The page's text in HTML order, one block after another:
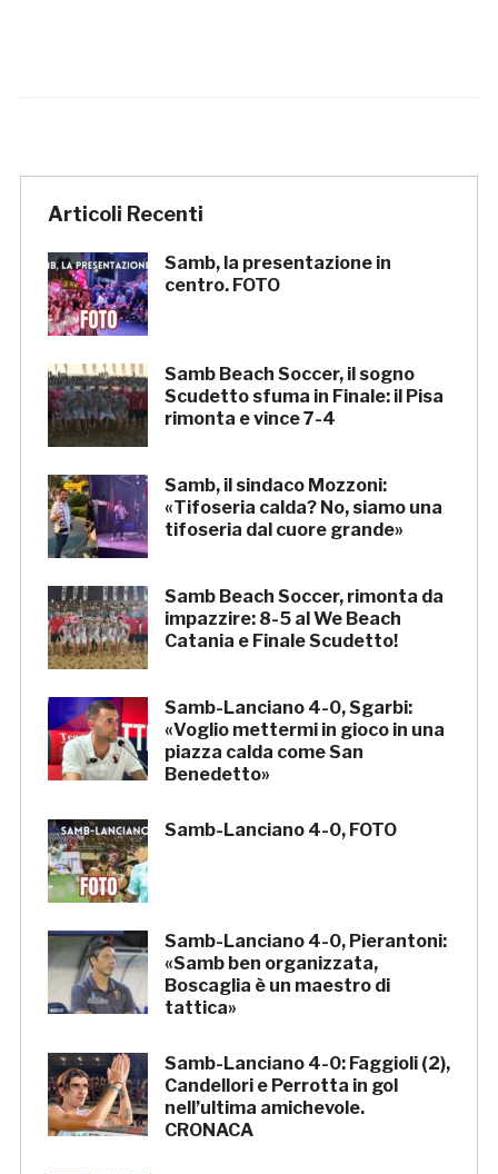
Articoli Recenti
Samb, la presentazione in
centro. FOTO
Samb Beach Soccer, il sogno
Scudetto sfuma in Finale: il Pisa
rimonta e vince 7-4
Samb, il sindaco Mozzoni:
«Tifoseria calda? No, siamo una
tifoseria dal cuore grande»
Samb Beach Soccer, rimonta da
impazzire: 8-5 al We Beach
Catania e Finale Scudetto!
Samb-Lanciano 4-0, Sgarbi:
«Voglio mettermi in gioco in una
piazza calda come San
Benedetto»
Samb-Lanciano 4-0, FOTO
Samb-Lanciano 4-0, Pierantoni:
«Samb ben organizzata,
Boscaglia è un maestro di
tattica»
Samb-Lanciano 4-0: Faggioli (2),
Candellori e Perrotta in gol
nell’ultima amichevole.
CRONACA